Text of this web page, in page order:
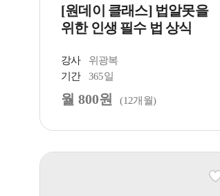
[원데이 클래스] 법알못을
위한 인생 필수 법 상식
강사
위광복
기간
365일
월 800원 (12개월)